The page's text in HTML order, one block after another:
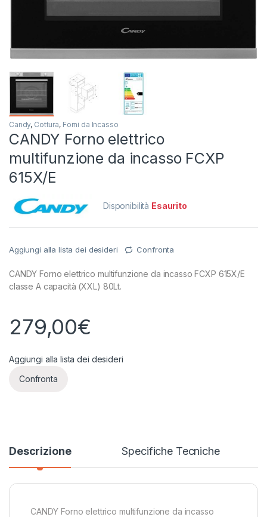
Candy, Cottura, Forni da Incasso
CANDY Forno elettrico
multifunzione da incasso FCXP
615X/E
Disponibilità Esaurito
Aggiungi alla lista dei desideri Confronta
CANDY Forno elettrico multifunzione da incasso FCXP 615X/E
classe A capacità (XXL) 80Lt.
279,00€
Aggiungi alla lista dei desideri
Confronta
Descrizione Specifiche Tecniche
CANDY Forno elettrico multifunzione da incasso